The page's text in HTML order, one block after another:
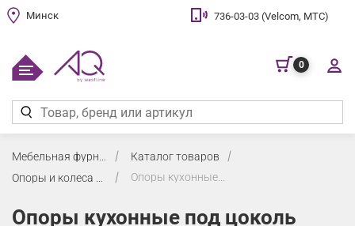
Минск 736-03-03 (Velcom, МТС)
0
Каталог товаров
Опоры и колеса мебельные
Опоры кухонные под цоколь
Опоры кухонные под цоколь